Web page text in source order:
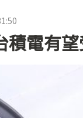
電有